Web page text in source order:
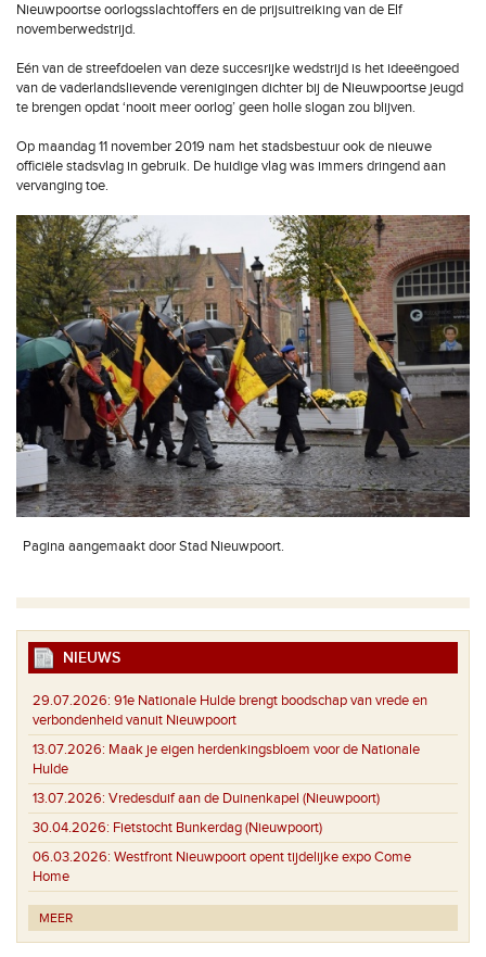
Nieuwpoortse oorlogsslachtoffers en de prijsuitreiking van de Elf
novemberwedstrijd.
Eén van de streefdoelen van deze succesrijke wedstrijd is het ideeëngoed
van de vaderlandslievende verenigingen dichter bij de Nieuwpoortse jeugd
te brengen opdat ‘nooit meer oorlog’ geen holle slogan zou blijven.
Op maandag 11 november 2019 nam het stadsbestuur ook de nieuwe
officiële stadsvlag in gebruik. De huidige vlag was immers dringend aan
vervanging toe.
Pagina aangemaakt door Stad Nieuwpoort.
NIEUWS
29.07.2026: 91e Nationale Hulde brengt boodschap van vrede en
verbondenheid vanuit Nieuwpoort
13.07.2026: Maak je eigen herdenkingsbloem voor de Nationale
Hulde
13.07.2026: Vredesduif aan de Duinenkapel (Nieuwpoort)
30.04.2026: Fietstocht Bunkerdag (Nieuwpoort)
06.03.2026: Westfront Nieuwpoort opent tijdelijke expo Come
Home
MEER